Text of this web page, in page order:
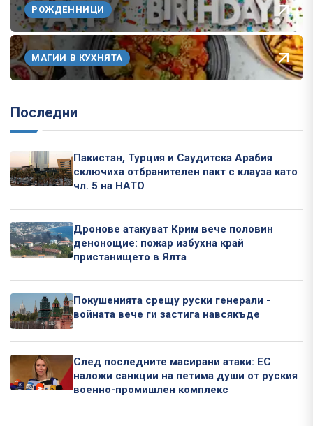
РОЖДЕННИЦИ
МАГИИ В КУХНЯТА
Последни
Пакистан, Турция и Саудитска Арабия
сключиха отбранителен пакт с клауза като
чл. 5 на НАТО
Дронове атакуват Крим вече половин
денонощие: пожар избухна край
пристанището в Ялта
Покушенията срещу руски генерали -
войната вече ги застига навсякъде
След последните масирани атаки: ЕС
наложи санкции на петима души от руския
военно-промишлен комплекс